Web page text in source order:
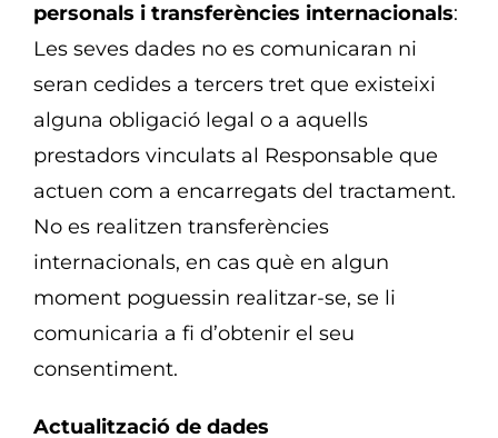
personals i transferències internacionals:
Les seves dades no es comunicaran ni
seran cedides a tercers tret que existeixi
alguna obligació legal o a aquells
prestadors vinculats al Responsable que
actuen com a encarregats del tractament.
No es realitzen transferències
internacionals, en cas què en algun
moment poguessin realitzar-se, se li
comunicaria a fi d’obtenir el seu
consentiment.
Actualització de dades